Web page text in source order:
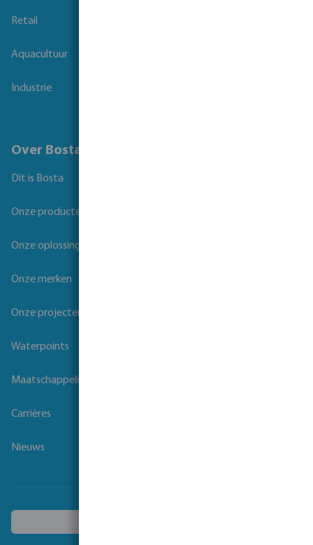
Retail
Aquacultuur
Industrie
Over Bosta
Dit is Bosta
Onze producten
Onze oplossingen
Onze merken
Onze projecten
Waterpoints
Maatschappelijk verantwoord ondernemen
Carrières
Nieuws